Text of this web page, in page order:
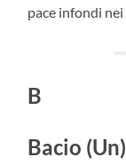
pace infondi
B
Bacio